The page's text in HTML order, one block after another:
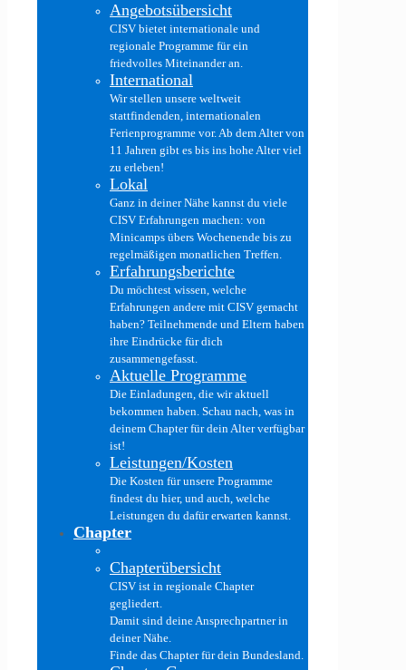
Angebotsübersicht
CISV bietet internationale und
regionale Programme für ein
friedvolles Miteinander an.
International
Wir stellen unsere weltweit
stattfindenden, internationalen
Ferienprogramme vor. Ab dem Alter von
11 Jahren gibt es bis ins hohe Alter viel
zu erleben!
Lokal
Ganz in deiner Nähe kannst du viele
CISV Erfahrungen machen: von
Minicamps übers Wochenende bis zu
regelmäßigen monatlichen Treffen.
Erfahrungsberichte
Du möchtest wissen, welche
Erfahrungen andere mit CISV gemacht
haben? Teilnehmende und Eltern haben
ihre Eindrücke für dich
zusammengefasst.
Aktuelle Programme
Die Einladungen, die wir aktuell
bekommen haben. Schau nach, was in
deinem Chapter für dein Alter verfügbar
ist!
Leistungen/Kosten
Die Kosten für unsere Programme
findest du hier, und auch, welche
Leistungen du dafür erwarten kannst.
Chapter
Chapterübersicht
CISV ist in regionale Chapter
gegliedert.
Damit sind deine Ansprechpartner in
deiner Nähe.
Finde das Chapter für dein Bundesland.